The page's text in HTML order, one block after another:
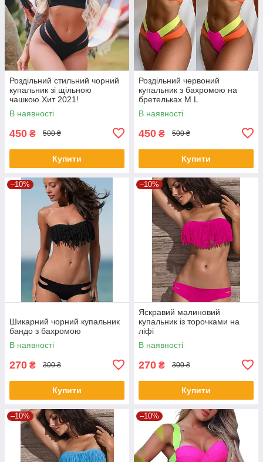
Роздільний стильний чорний
купальник зі щільною
чашкою.Хит 2021!
В наявності
450 ₴ 500 ₴
Купити
Роздільний червоний
купальник з бахромою на
бретельках M L
В наявності
450 ₴ 500 ₴
Купити
–10%
Шикарний чорний купальник
бандо з бахромою
В наявності
270 ₴ 300 ₴
Купити
–10%
Яскравий малиновий
купальник із торочками на
ліфі
В наявності
270 ₴ 300 ₴
Купити
–10% –10%